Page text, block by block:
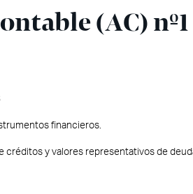
(AC) nº1
financieros.
créditos y valores representativos de